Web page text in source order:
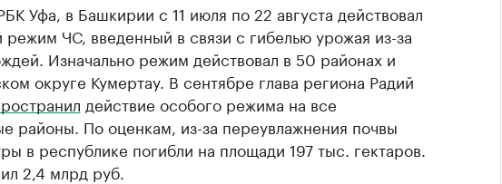
Уфа, в Башкирии с 11 июля по 22 августа действовал
режим ЧС, введенный в связи с гибелью урожая из-за
Изначально режим действовал в 50 районах и
округе Кумертау. В сентябре глава региона Радий
действие особого режима на все
районы. По оценкам, из-за переувлажнения почвы
в республике погибли на площади 197 тыс. гектаров.
2,4 млрд руб.